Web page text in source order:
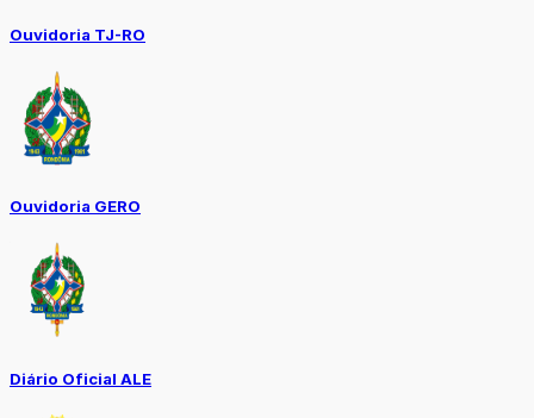
Ouvidoria TJ-RO
Ouvidoria GERO
Diário Oficial ALE